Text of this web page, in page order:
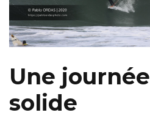
Une journée
solide